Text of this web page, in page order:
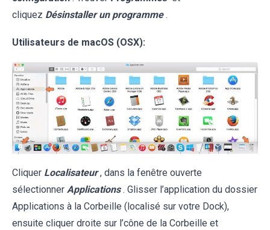
cliquez Désinstaller un programme .
Utilisateurs de macOS (OSX):
Cliquer Localisateur , dans la fenêtre ouverte
sélectionner Applications . Glisser l’application du dossier
Applications à la Corbeille (localisé sur votre Dock),
ensuite cliquer droite sur l’cône de la Corbeille et